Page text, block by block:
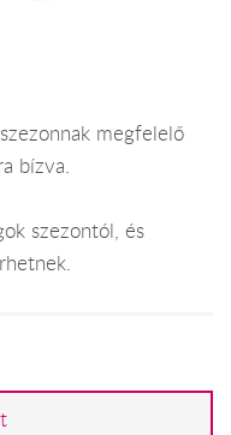
megfelelő
bízva.
szezontól, és